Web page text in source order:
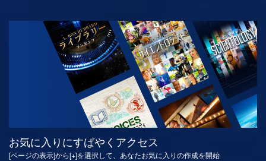
観る シリーズを探求
お気に入りにすばやくアクセス
[ページの表示]から[+]を選択して、あなたお気に入りの作成を開始